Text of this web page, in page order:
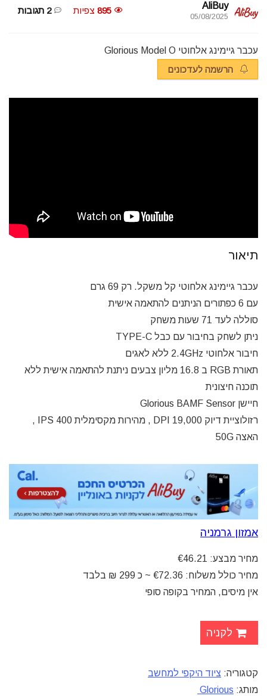
AliBuy
05/08/2025
895 צפיות 2 תגובות
עכבר גיימינג אלחוטי Glorious Model O
הרשמה לעדכונים
תיאור
עכבר גיימינג אלחוטי קל משקל. רק 69 גרם
עם 6 כפתורים הניתנים להתאמה אישית
סוללה לעד 71 שעות משחק
ניתן לשחק בחיבור עם כבל TYPE-C
חיבור אלחוטי 2.4GHz ללא לאגים
תאורת RGB ב 16.8 מליון צבעים ניתנת להתאמה אישית ללא
תוכנה חיצונית
חיישן Glorious BAMF Sensor
רזולוציית דיוק 19,000 DPI , מהירות מקסימלית IPS 400 ,
האצה 50G
אמזון גרמניה
מחיר מבצע: €46.21
מחיר כולל משלוח: €72.36 ~ כ 299 ₪ בלבד
אין מיסים, המחיר בקופה סופי
לקניה
קטגוריה: ציוד היקפי למחשב
מותג: Glorious